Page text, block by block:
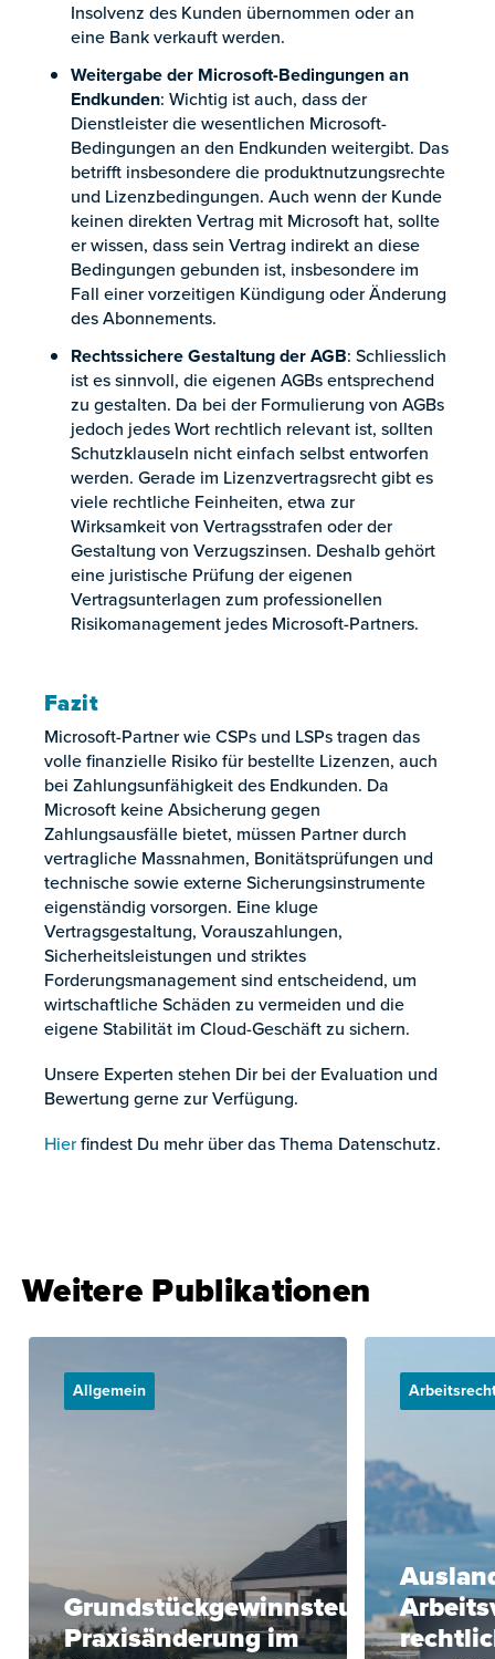
Insolvenz des Kunden übernommen oder an
eine Bank verkauft werden.
Weitergabe der Microsoft-Bedingungen an
Endkunden: Wichtig ist auch, dass der
Dienstleister die wesentlichen Microsoft-
Bedingungen an den Endkunden weitergibt. Das
betrifft insbesondere die produktnutzungsrechte
und Lizenzbedingungen. Auch wenn der Kunde
keinen direkten Vertrag mit Microsoft hat, sollte
er wissen, dass sein Vertrag indirekt an diese
Bedingungen gebunden ist, insbesondere im
Fall einer vorzeitigen Kündigung oder Änderung
des Abonnements.
Rechtssichere Gestaltung der AGB: Schliesslich
ist es sinnvoll, die eigenen AGBs entsprechend
zu gestalten. Da bei der Formulierung von AGBs
jedoch jedes Wort rechtlich relevant ist, sollten
Schutzklauseln nicht einfach selbst entworfen
werden. Gerade im Lizenzvertragsrecht gibt es
viele rechtliche Feinheiten, etwa zur
Wirksamkeit von Vertragsstrafen oder der
Gestaltung von Verzugszinsen. Deshalb gehört
eine juristische Prüfung der eigenen
Vertragsunterlagen zum professionellen
Risikomanagement jedes Microsoft-Partners.
Fazit
Microsoft-Partner wie CSPs und LSPs tragen das
volle finanzielle Risiko für bestellte Lizenzen, auch
bei Zahlungsunfähigkeit des Endkunden. Da
Microsoft keine Absicherung gegen
Zahlungsausfälle bietet, müssen Partner durch
vertragliche Massnahmen, Bonitätsprüfungen und
technische sowie externe Sicherungsinstrumente
eigenständig vorsorgen. Eine kluge
Vertragsgestaltung, Vorauszahlungen,
Sicherheitsleistungen und striktes
Forderungsmanagement sind entscheidend, um
wirtschaftliche Schäden zu vermeiden und die
eigene Stabilität im Cloud-Geschäft zu sichern.
Unsere Experten stehen Dir bei der Evaluation und
Bewertung gerne zur Verfügung.
Hierfindest Du mehr über das Thema Datenschutz.
Weitere Publikationen
Allgemein
Grundstückgewinnsteuer:
Praxisänderung im